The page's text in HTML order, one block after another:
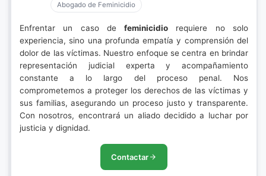
Abogado de Feminicidio
Enfrentar un caso defeminicidio requiere no solo
experiencia, sino una profunda empatía y comprensión del
dolor de las víctimas. Nuestro enfoque se centra en brindar
representación judicial experta y acompañamiento
constante a lo largo del proceso penal. Nos
comprometemos a proteger los derechos de las víctimas y
sus familias, asegurando un proceso justo y transparente.
Con nosotros, encontrará un aliado decidido a luchar por
justicia y dignidad.
Contactar